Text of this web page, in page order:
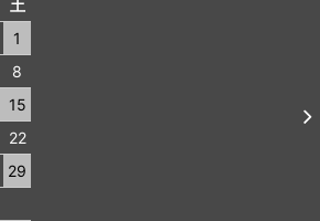
土
1
8
15
22
29